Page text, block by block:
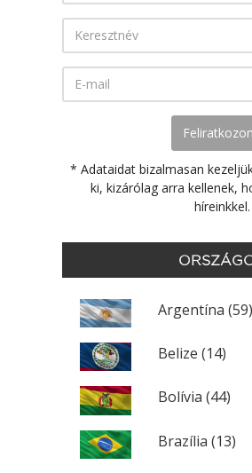
* Adataidat bizalmasan
ki, kizárólag arra kellenek,
híreinkkel.
Argentína (59)
Belize (14)
Bolívia (44)
Brazília (13)